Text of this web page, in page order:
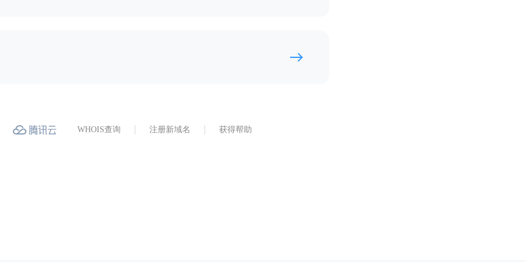
WHOIS查询 注册新域名 获得帮助